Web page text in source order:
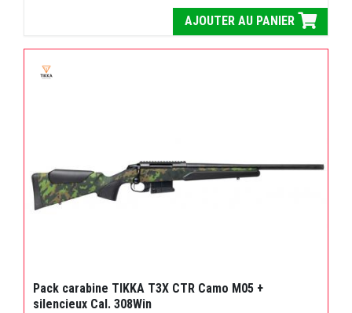
AJOUTER AU PANIER
Pack carabine TIKKA T3X CTR Camo M05 +
silencieux Cal. 308Win